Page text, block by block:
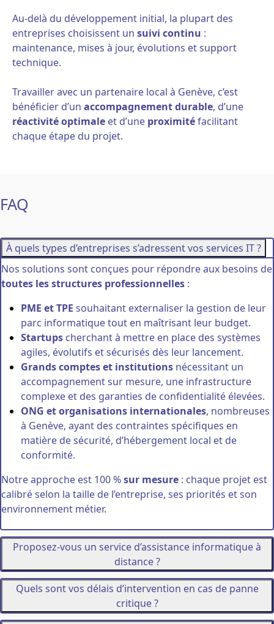
Au-delà du développement initial, la plupart des
entreprises choisissent un suivi continu :
maintenance, mises à jour, évolutions et support
technique.
Travailler avec un partenaire local à Genève, c’est
bénéficier d’un accompagnement durable, d’une
réactivité optimale et d’une proximitéfacilitant
chaque étape du projet.
FAQ
À quels types d’entreprises s’adressent vos services IT ?
Nos solutions sont conçues pour répondre aux besoins de
toutes les structures professionnelles :
PME et TPE souhaitant externaliser la gestion de leur
parc informatique tout en maîtrisant leur budget.
Startups cherchant à mettre en place des systèmes
agiles, évolutifs et sécurisés dès leur lancement.
Grands comptes et institutions nécessitant un
accompagnement sur mesure, une infrastructure
complexe et des garanties de confidentialité élevées.
ONG et organisations internationales, nombreuses
à Genève, ayant des contraintes spécifiques en
matière de sécurité, d’hébergement local et de
conformité.
Notre approche est 100 %sur mesure : chaque projet est
calibré selon la taille de l’entreprise, ses priorités et son
environnement métier.
Proposez-vous un service d’assistance informatique à
distance ?
Quels sont vos délais d’intervention en cas de panne
critique ?